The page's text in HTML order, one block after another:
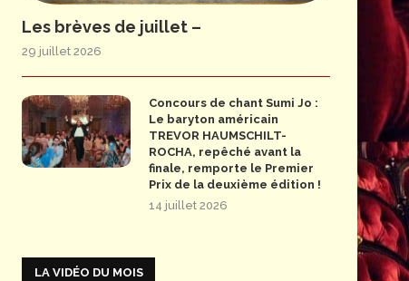
Les brèves de juillet –
29 juillet 2026
Concours de chant Sumi Jo :
Le baryton américain
TREVOR HAUMSCHILT-
ROCHA, repêché avant la
finale, remporte le Premier
Prix de la deuxième édition !
14 juillet 2026
LA VIDÉO DU MOIS